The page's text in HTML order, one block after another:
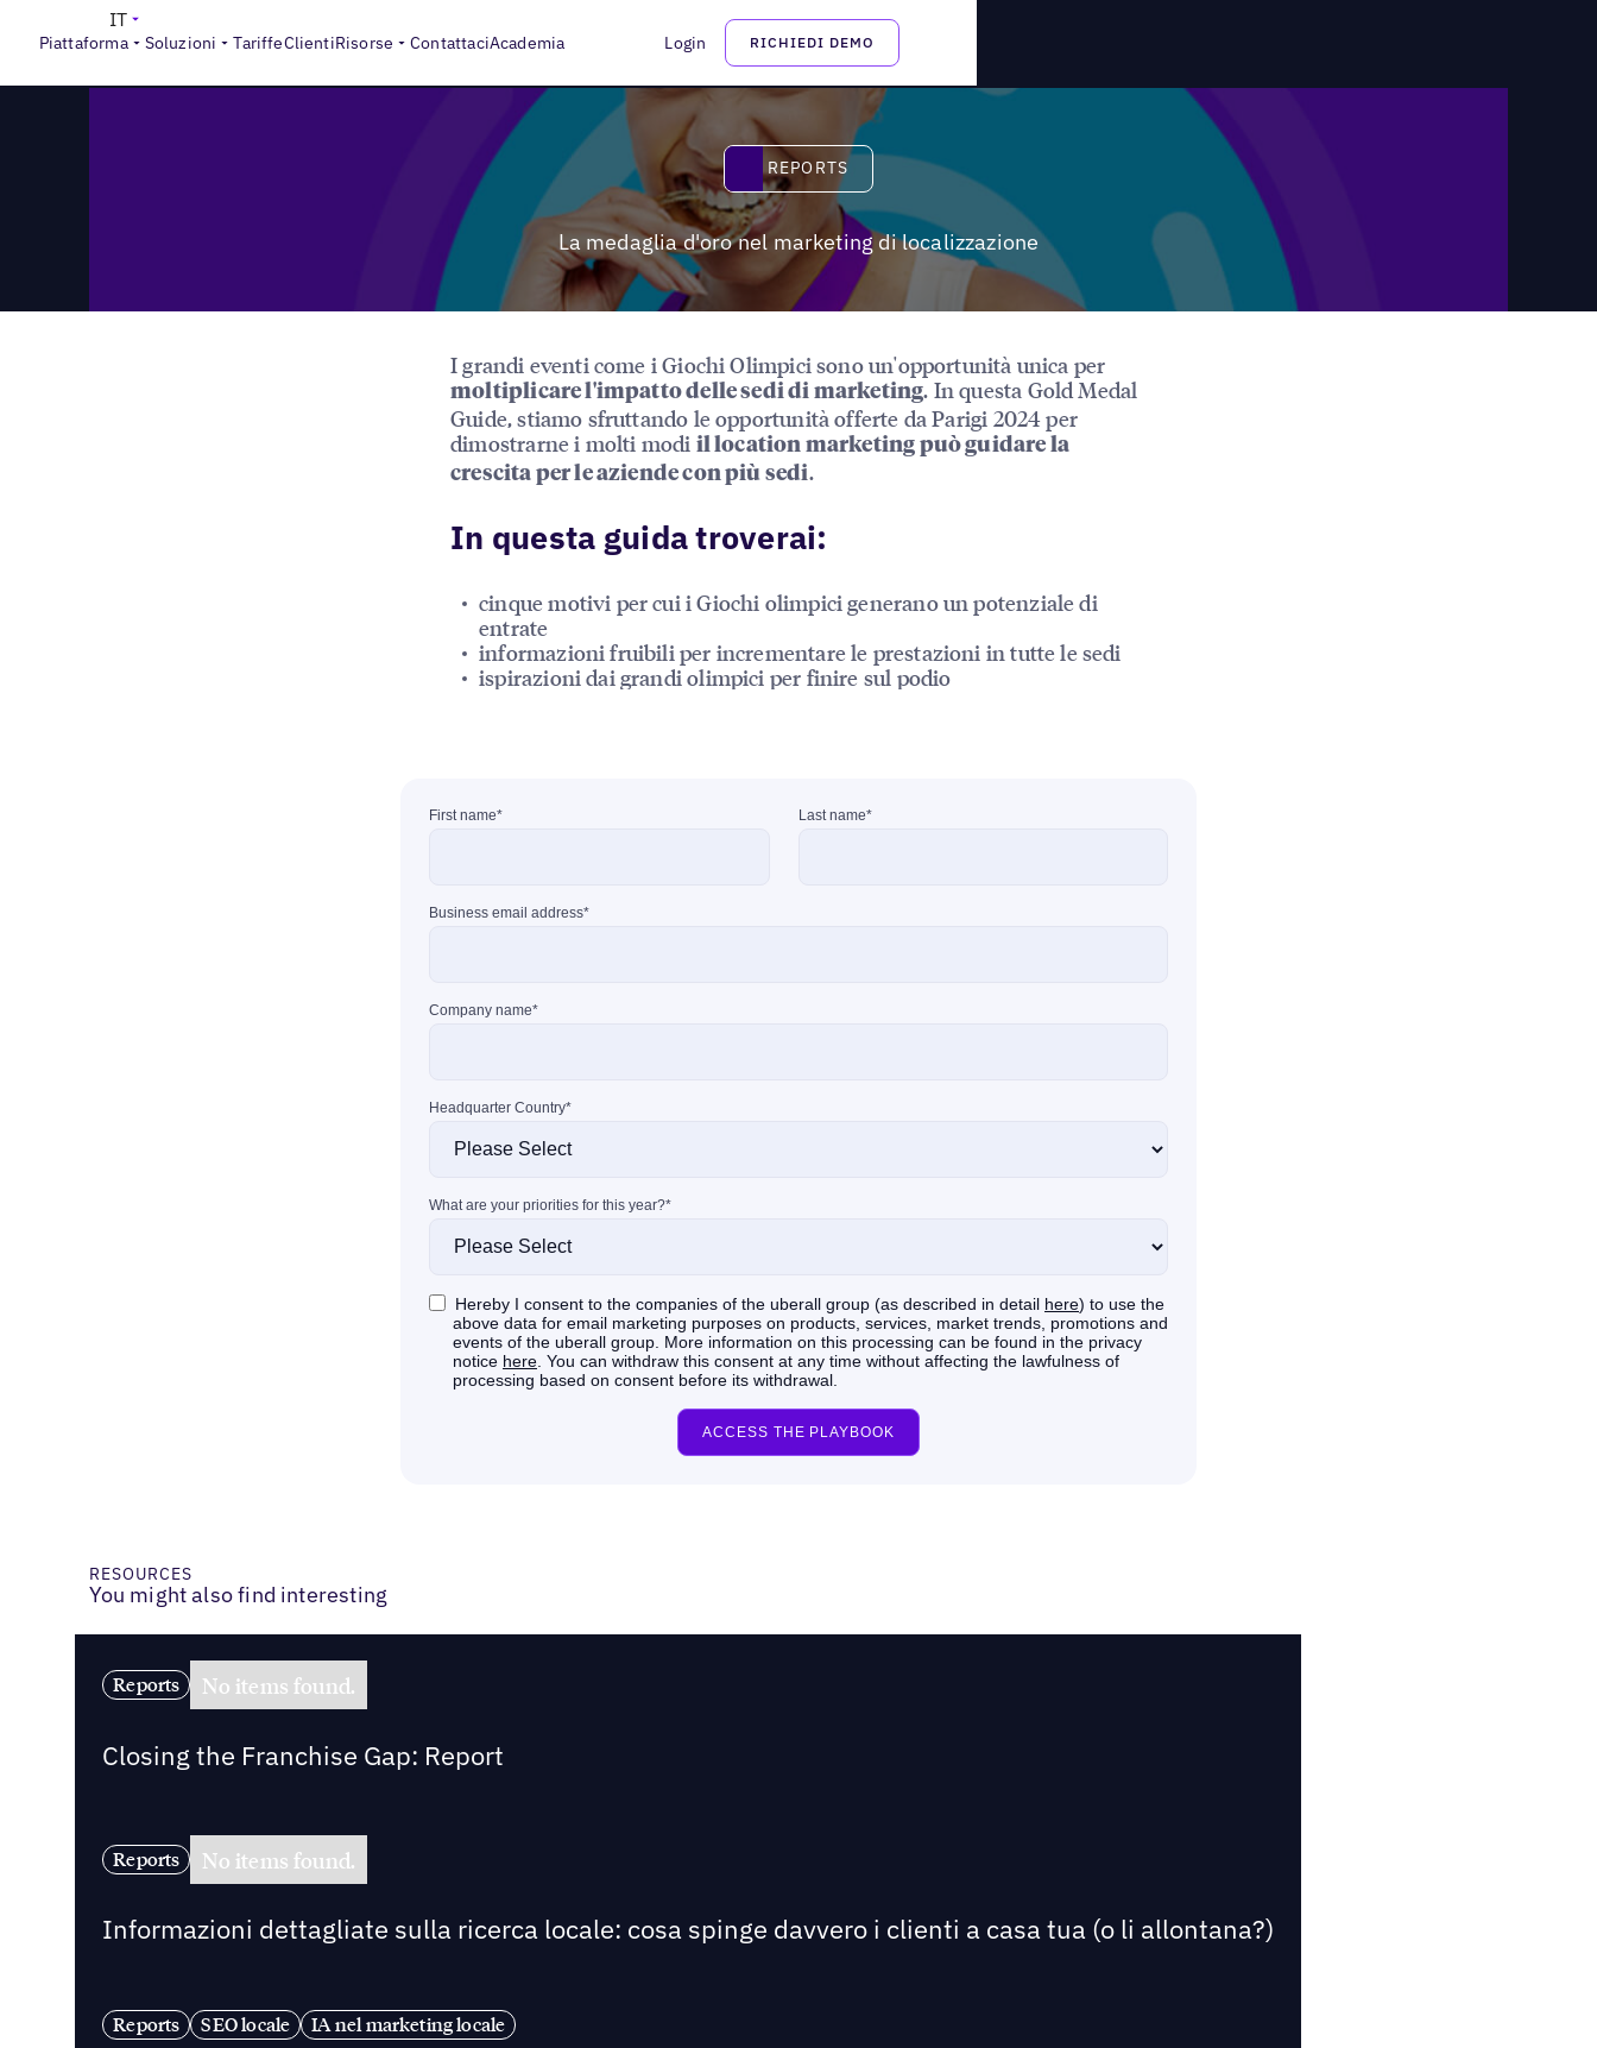
Piattaforma Soluzioni TariffeClientiRisorse ContattaciAcademia Login RICHIEDI DEMO
IT
Reports
Reports
REPORTS
La medaglia d'oro nel marketing di localizzazione
I grandi eventi come i Giochi Olimpici sono un'opportunità unica per
moltiplicare l'impatto delle sedi di marketing. In questa Gold Medal
Guide, stiamo sfruttando le opportunità offerte da Parigi 2024 per
dimostrarne i molti modi il location marketing può guidare la
crescita per le aziende con più sedi.
In questa guida troverai:
cinque motivi per cui i Giochi olimpici generano un potenziale di
entrate
informazioni fruibili per incrementare le prestazioni in tutte le sedi
ispirazioni dai grandi olimpici per finire sul podio
RESOURCES
You might also find interesting
Reports No items found.
Closing the Franchise Gap: Report
Reports No items found.
Informazioni dettagliate sulla ricerca locale: cosa spinge davvero i clienti a casa tua (o li allontana?)
Reports SEO locale IA nel marketing locale